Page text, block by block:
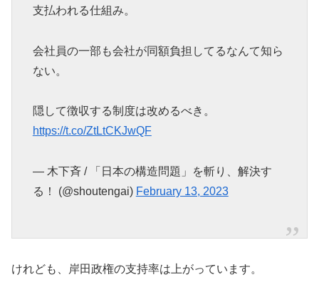
支払われる仕組み。
会社員の一部も会社が同額負担してるなんて知ら
ない。
隠して徴収する制度は改めるべき。
https://t.co/ZtLtCKJwQF
— 木下斉 / 「日本の構造問題」を斬り、解決す
る！ (@shoutengai) February 13, 2023
けれども、岸田政権の支持率は上がっています。